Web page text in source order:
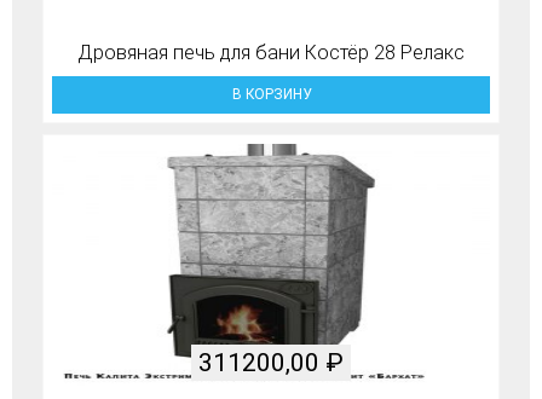
Дровяная печь для бани Костёр 28 Релакс
В КОРЗИНУ
311200,00 ₽